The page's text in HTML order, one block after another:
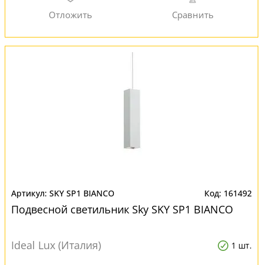
SKY SP1 BIANCO 161492
Подвесной светильник Sky SKY SP1 BIANCO
Ideal Lux (Италия) 1 шт.